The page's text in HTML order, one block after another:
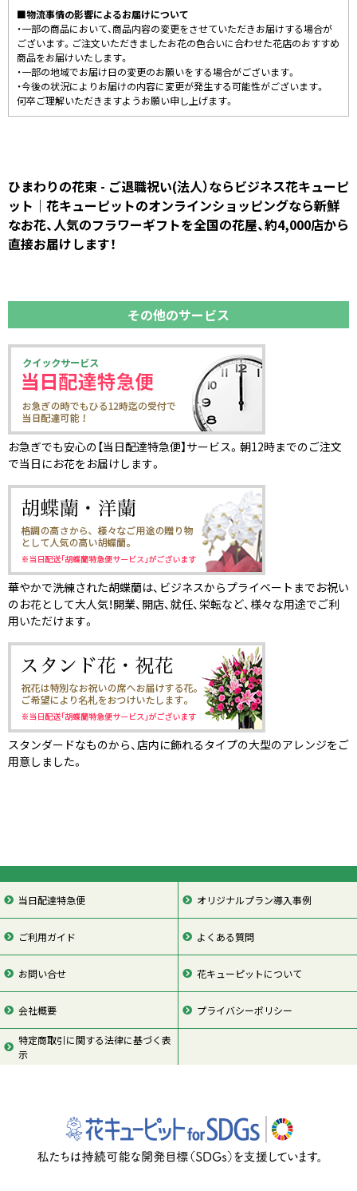
■物流事情の影響によるお届けについて
・一部の商品において、商品内容の変更をさせていただきお届けする場合が
ございます。ご注文いただきましたお花の色合いに合わせた花店のおすすめ
商品をお届けいたします。
・一部の地域でお届け日の変更のお願いをする場合がございます。
・今後の状況によりお届けの内容に変更が発生する可能性がございます。
何卒ご理解いただきますようお願い申し上げます。
ひまわりの花束 - ご退職祝い(法人）ならビジネス花キューピ
ット｜花キューピットのオンラインショッピングなら新鮮
なお花、人気のフラワーギフトを全国の花屋、約4,000店から
直接お届けします！
その他のサービス
お急ぎでも安心の【当日配達特急便】サービス。朝12時までのご注文
で当日にお花をお届けします。
華やかで洗練された胡蝶蘭は、ビジネスからプライベートまでお祝い
のお花として大人気！開業、開店、就任、栄転など、様々な用途でご利
用いただけます。
スタンダードなものから、店内に飾れるタイプの大型のアレンジをご
用意しました。
当日配達特急便 オリジナルプラン導入事例
ご利用ガイド よくある質問
お問い合せ 花キューピットについて
会社概要 プライバシーポリシー
特定商取引に関する法律に基づく表
示
ページの先頭